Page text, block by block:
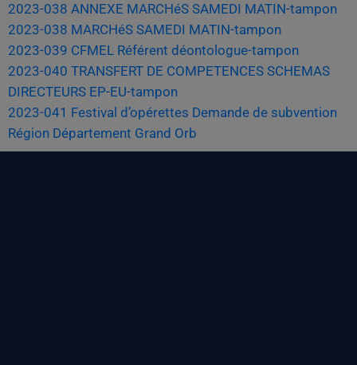
2023-038 ANNEXE MARCHéS SAMEDI MATIN-tampon
2023-038 MARCHéS SAMEDI MATIN-tampon
2023-039 CFMEL Référent déontologue-tampon
2023-040 TRANSFERT DE COMPETENCES SCHEMAS
DIRECTEURS EP-EU-tampon
2023-041 Festival d’opérettes Demande de subvention
Région Département Grand Orb